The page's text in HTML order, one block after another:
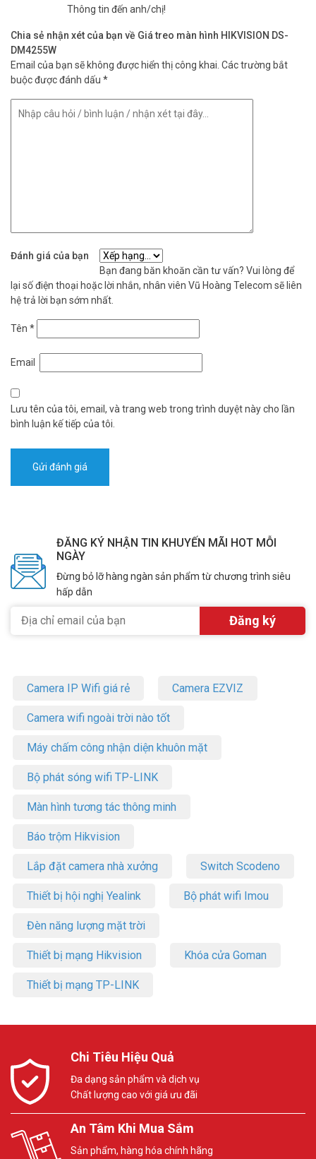
Thông tin đến anh/chị!
Chia sẻ nhận xét của bạn về Giá treo màn hình HIKVISION DS-
DM4255W
Email của bạn sẽ không được hiển thị công khai. Các trường bắt
buộc được đánh dấu *
Đánh giá của bạn
Bạn đang băn khoăn cần tư vấn? Vui lòng để
lại số điện thoại hoặc lời nhắn, nhân viên Vũ Hoàng Telecom sẽ liên
hệ trả lời bạn sớm nhất.
Tên *
Email
Lưu tên của tôi, email, và trang web trong trình duyệt này cho lần
bình luận kế tiếp của tôi.
ĐĂNG KÝ NHẬN TIN KHUYẾN MÃI HOT MỖI
NGÀY
Đừng bỏ lỡ hàng ngàn sản phẩm từ chương trình siêu
hấp dẫn
Camera IP Wifi giá rẻ Camera EZVIZ
Camera wifi ngoài trời nào tốt
Máy chấm công nhận diện khuôn mặt
Bộ phát sóng wifi TP-LINK
Màn hình tương tác thông minh
Báo trộm Hikvision
Lắp đặt camera nhà xưởng Switch Scodeno
Thiết bị hội nghị Yealink Bộ phát wifi Imou
Đèn năng lượng mặt trời
Thiết bị mạng Hikvision Khóa cửa Goman
Thiết bị mạng TP-LINK
Chi Tiêu Hiệu Quả
Đa dạng sản phẩm và dịch vụ
Chất lượng cao với giá ưu đãi
An Tâm Khi Mua Sắm
Sản phẩm, hàng hóa chính hãng